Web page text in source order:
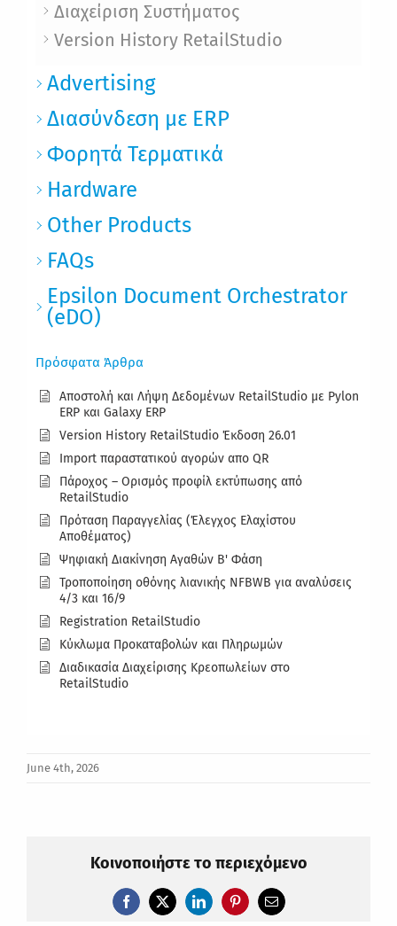
Διαχείριση Συστήματος
Version History RetailStudio
Advertising
Διασύνδεση με ERP
Φορητά Τερματικά
Hardware
Other Products
FAQs
Epsilon Document Orchestrator
(eDO)
Πρόσφατα Άρθρα
Αποστολή και Λήψη Δεδομένων RetailStudio με Pylon
ERP και Galaxy ERP
Version History RetailStudio Έκδοση 26.01
Import παραστατικού αγορών απο QR
Πάροχος – Ορισμός προφίλ εκτύπωσης από
RetailStudio
Πρόταση Παραγγελίας (Έλεγχος Ελαχίστου
Αποθέματος)
Ψηφιακή Διακίνηση Αγαθών Β' Φάση
Τροποποίηση οθόνης λιανικής ΝFBWB για αναλύσεις
4/3 και 16/9
Registration RetailStudio
Κύκλωμα Προκαταβολών και Πληρωμών
Διαδικασία Διαχείρισης Κρεοπωλείων στο
RetailStudio
June 4th, 2026
Κοινοποιήστε το περιεχόμενο
Facebook
X LinkedInPinterestEmail